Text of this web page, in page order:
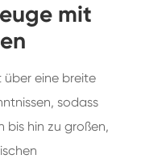
mit
über eine breite
sodass
bis hin zu großen,